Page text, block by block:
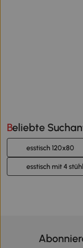
Beliebte
esstisch 120x80
esstisch mit 4